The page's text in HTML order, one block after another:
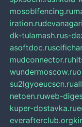
mosoblfencing.ru
iration.ru
dk-tulamash.rus-
asoftdoc.ru
mudconnector.ru
wundermoscow.ru
su2lgyoeucscn.ru
netoen.ruweb-
kuper-dostavka.ru
everafterclub.org